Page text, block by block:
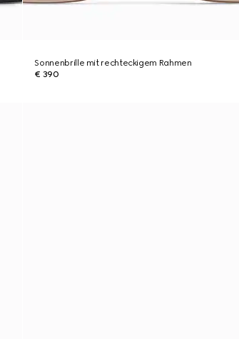
Sonnenbrille mit rechteckigem Rahmen
€ 390